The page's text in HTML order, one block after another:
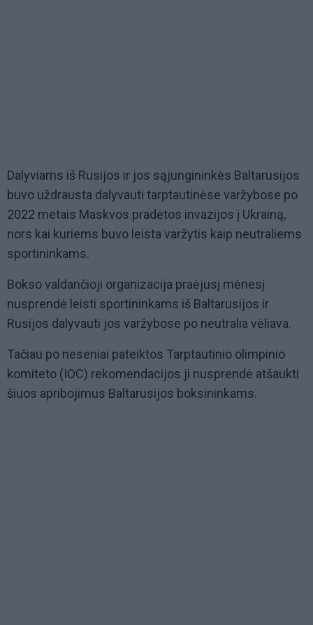
Dalyviams iš Rusijos ir jos sąjungininkės Baltarusijos
buvo uždrausta dalyvauti tarptautinėse varžybose po
2022 metais Maskvos pradėtos invazijos į Ukrainą,
nors kai kuriems buvo leista varžytis kaip neutraliems
sportininkams.
Bokso valdančioji organizacija praėjusį mėnesį
nusprendė leisti sportininkams iš Baltarusijos ir
Rusijos dalyvauti jos varžybose po neutralia vėliava.
Tačiau po neseniai pateiktos Tarptautinio olimpinio
komiteto (IOC) rekomendacijos ji nusprendė atšaukti
šiuos apribojimus Baltarusijos boksininkams.